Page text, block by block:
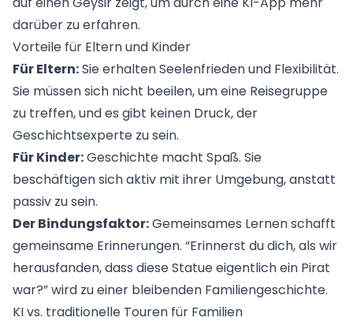
Vorteile für Eltern und Kinder
Für Eltern:Sie erhalten Seelenfrieden und Flexibilität.
Sie müssen sich nicht beeilen, um eine Reisegruppe
zu treffen, und es gibt keinen Druck, der
Geschichtsexperte zu sein.
Für Kinder:Geschichte macht Spaß. Sie
beschäftigen sich aktiv mit ihrer Umgebung, anstatt
passiv zu sein.
Der Bindungsfaktor:Gemeinsames Lernen schafft
gemeinsame Erinnerungen. “Erinnerst du dich, als wir
herausfanden, dass diese Statue eigentlich ein Pirat
war?” wird zu einer bleibenden Familiengeschichte.
KI vs. traditionelle Touren für Familien